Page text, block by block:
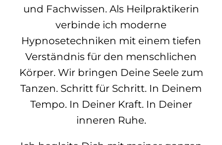
und Fachwissen. Als Heilpraktikerin
verbinde ich moderne
Hypnosetechniken mit einem tiefen
Verständnis für den menschlichen
Körper. Wir bringen Deine Seele zum
Tanzen. Schritt für Schritt. In Deinem
Tempo. In Deiner Kraft. In Deiner
inneren Ruhe.